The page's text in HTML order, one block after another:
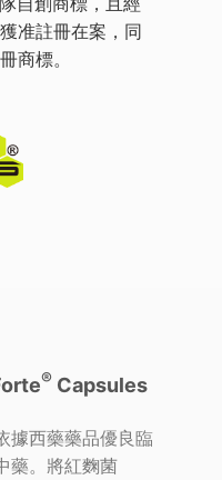
准註冊在案，同
商標。
® Capsules
據西藥藥品優良臨
藥。將紅麴菌